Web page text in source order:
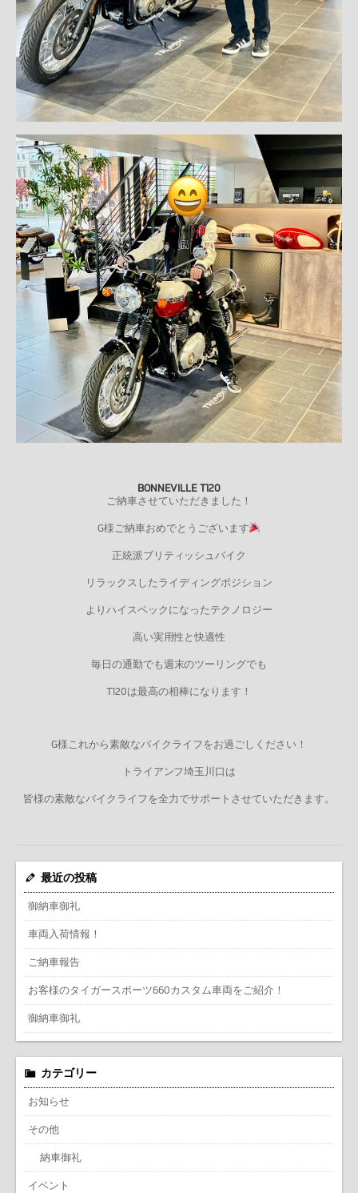
BONNEVILLE T120
ご納車させていただきました！
G様ご納車おめでとうございます
正統派ブリティッシュバイク
リラックスしたライディングポジション
よりハイスペックになったテクノロジー
高い実用性と快適性
毎日の通勤でも週末のツーリングでも
T120は最高の相棒になります！
G様これから素敵なバイクライフをお過ごしください！
トライアンフ埼玉川口は
皆様の素敵なバイクライフを全力でサポートさせていただきます。
最近の投稿
御納車御礼
車両入荷情報！
ご納車報告
お客様のタイガースポーツ660カスタム車両をご紹介！
御納車御礼
カテゴリー
お知らせ
その他
納車御礼
イベント